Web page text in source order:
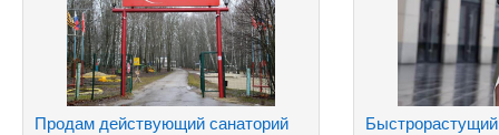
Продам действующий санаторий